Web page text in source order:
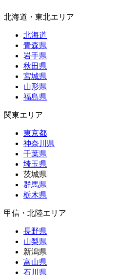
北海道・東北エリア
北海道
青森県
岩手県
秋田県
宮城県
山形県
福島県
関東エリア
東京都
神奈川県
千葉県
埼玉県
茨城県
群馬県
栃木県
甲信・北陸エリア
長野県
山梨県
新潟県
富山県
石川県